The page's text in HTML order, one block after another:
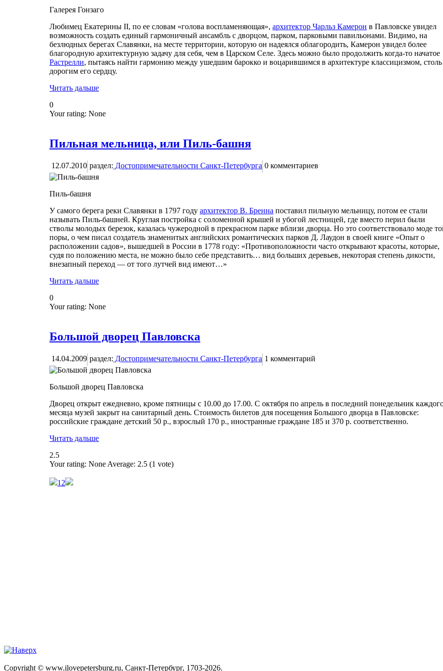
Галерея Гонзаго
Любимец Екатерины II, по ее словам «голова воспламеняющая», архитектор Чарльз Камерон в Павловске увидел
возможность создать единый гармоничный ансамбль с дворцом, парком, парковыми павильонами. Видимо, на
безлюдных берегах Славянки, на месте территории, которую он надеялся облагородить, Камерон увидел более
благородную архитектурную задачу для себя, чем в Царском Селе. Здесь можно было продолжить когда-то начатое
Растрелли, пытаясь найти гармонию между ушедшим барокко и воцарившимся в архитектуре классицизмом, столь
дорогим его сердцу.
Читать дальше
0
Your rating: None
Пильная мельница, или Пиль-башня
12.07.2010 раздел: Достопримечательности Санкт-Петербурга 0 комментариев
Пиль-башня
У самого берега реки Славянки в 1797 году архитектор В. Бренна поставил пильную мельницу, потом ее стали
называть Пиль-башней. Круглая постройка с соломенной крышей и убогой лестницей, где вместо перил были
стволы молодых березок, казалась чужеродной в прекрасном парке вблизи дворца. Но это соответствовало моде
поры, о чем писал создатель знаменитых английских романтических парков Д. Лаудон в своей книге «Опыт о
расположении садов», вышедшей в России в 1778 году: «Противоположности часто открывают красоты, которые,
судя по положению места, не можно было себе представить… вид больших деревьев, некоторая степень дикости,
внезапный переход — от того лутчей вид имеют…»
Читать дальше
0
Your rating: None
Большой дворец Павловска
14.04.2009 раздел: Достопримечательности Санкт-Петербурга 1 комментарий
Большой дворец Павловска
Дворец открыт ежедневно, кроме пятницы с 10.00 до 17.00. С октября по апрель в последний понедельник
месяца музей закрыт на санитарный день. Стоимость билетов для посещения Большого дворца в Павловске:
российские граждане детский 50 р., взрослый 170 р., иностранные граждане 185 и 370 р. соответственно.
Читать дальше
2.5
Your rating: None Average: 2.5 (1 vote)
1 2
Copyright © www.ilovepetersburg.ru, Санкт-Петербург, 1703-2026.